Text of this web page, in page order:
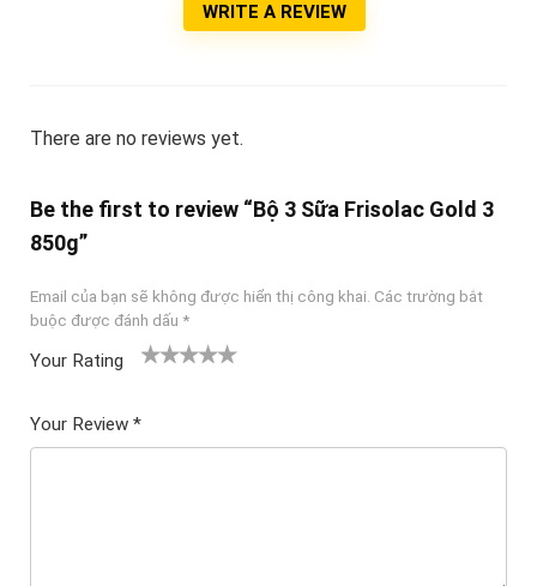
WRITE A REVIEW
There are no reviews yet.
Be the first to review “Bộ 3 Sữa Frisolac Gold 3
850g”
Email của bạn sẽ không được hiển thị công khai. Các trường bắt
buộc được đánh dấu *
Your Rating
ê
5
Your Review *